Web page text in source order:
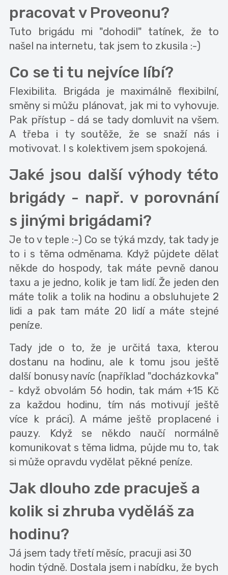
pracovat v Proveonu?
Tuto brigádu mi "dohodil" tatínek, že to
našel na internetu, tak jsem to zkusila :-)
Co se ti tu nejvíce líbí?
Flexibilita. Brigáda je maximálně flexibilní,
směny si můžu plánovat, jak mi to vyhovuje.
Pak přístup - dá se tady domluvit na všem.
A třeba i ty soutěže, že se snaží nás i
motivovat. I s kolektivem jsem spokojená.
Jaké jsou další výhody této
brigády - např. v porovnání
s jinými brigádami?
Je to v teple :-) Co se týká mzdy, tak tady je
to i s těma odměnama. Když půjdete dělat
někde do hospody, tak máte pevně danou
taxu a je jedno, kolik je tam lidí. Že jeden den
máte tolik a tolik na hodinu a obsluhujete 2
lidi a pak tam máte 20 lidí a máte stejné
peníze.
Tady jde o to, že je určitá taxa, kterou
dostanu na hodinu, ale k tomu jsou ještě
další bonusy navíc (například "docházkovka"
- když obvolám 56 hodin, tak mám +15 Kč
za každou hodinu, tím nás motivují ještě
více k práci). A máme ještě proplacené i
pauzy. Když se někdo naučí normálně
komunikovat s těma lidma, půjde mu to, tak
si může opravdu vydělat pěkné peníze.
Jak dlouho zde pracuješ a
kolik si zhruba vyděláš za
hodinu?
Já jsem tady třetí měsíc, pracuji asi 30
hodin týdně. Dostala jsem i nabídku, že bych